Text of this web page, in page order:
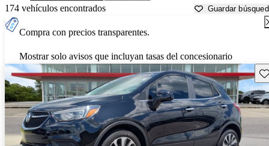
174 vehículos encontrados Guardar
Compra con precios transparentes.
Mostrar solo avisos que incluyan tasas del concesionario